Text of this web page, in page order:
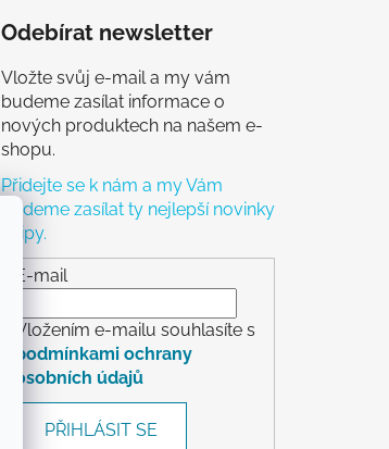
Odebírat newsletter
Vložte svůj e-mail a my vám
budeme zasílat informace o
nových produktech na našem e-
shopu.
Přidejte se k nám a my Vám
budeme zasílat ty nejlepší novinky
a tipy.
E-mail
Vložením e-mailu souhlasíte s
podmínkami ochrany
osobních údajů
PŘIHLÁSIT SE